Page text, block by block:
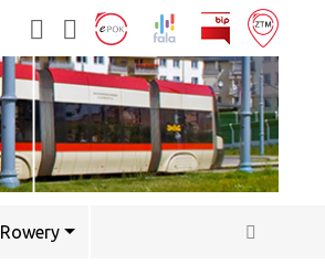
Rowery